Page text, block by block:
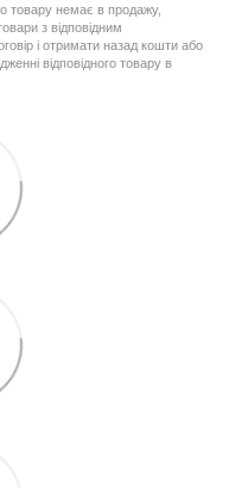
товару немає в продажу,
з відповідним
і отримати назад кошти або
відповідного товару в